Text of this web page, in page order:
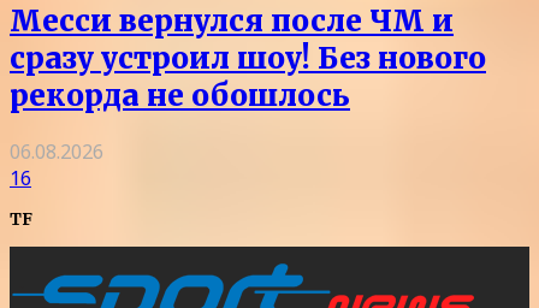
Месси вернулся после ЧМ и
сразу устроил шоу! Без нового
рекорда не обошлось
06.08.2026
16
TF